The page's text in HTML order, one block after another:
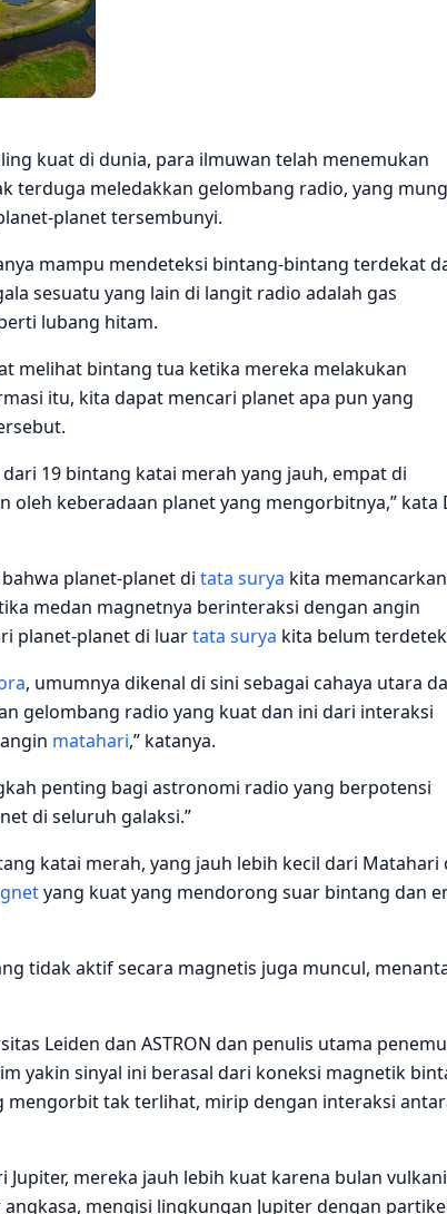
kuat di dunia, para ilmuwan telah menemukan
terduga meledakkan gelombang radio, yang
planet tersembunyi.
mampu mendeteksi bintang-bintang terdekat
sesuatu yang lain di langit radio adalah gas
lubang hitam.
melihat bintang tua ketika mereka melakukan
itu, kita dapat mencari planet apa pun yang
19 bintang katai merah yang jauh, empat di
oleh keberadaan planet yang mengorbitnya,” kata
planet-planet di tata surya kita memancarkan
medan magnetnya berinteraksi dengan angin
planet-planet di luartata surya kita belum
, umumnya dikenal di sini sebagai cahaya utara
gelombang radio yang kuat dan ini dari interaksi
matahari,” katanya.
penting bagi astronomi radio yang berpotensi
di seluruh galaksi.”
katai merah, yang jauh lebih kecil dari Matahari
yang kuat yang mendorong suar bintang dan
tidak aktif secara magnetis juga muncul,
Leiden dan ASTRON dan penulis utama
yakin sinyal ini berasal dari koneksi magnetik
mengorbit tak terlihat, mirip dengan interaksi
Jupiter, mereka jauh lebih kuat karena bulan
mengisi lingkungan Jupiter dengan